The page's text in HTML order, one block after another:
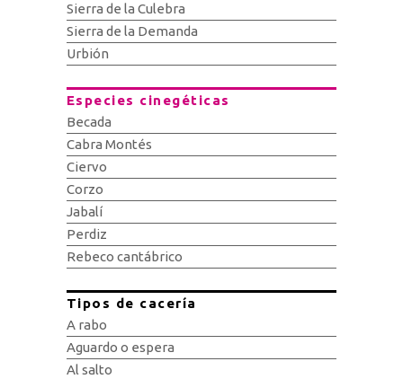
Sierra de la Culebra
Sierra de la Demanda
Urbión
Especies cinegéticas
Becada
Cabra Montés
Ciervo
Corzo
Jabalí
Perdiz
Rebeco cantábrico
Tipos de cacería
A rabo
Aguardo o espera
Al salto